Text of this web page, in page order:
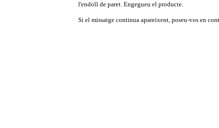
l'endoll de paret. Engegueu el producte.
Si el missatge continua apareixent, poseu-vos en